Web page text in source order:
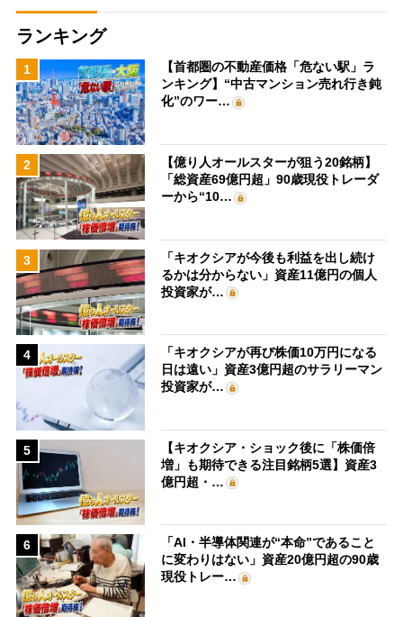
ランキング
1
【首都圏の不動産価格「危ない駅」ラ
ンキング】“中古マンション売れ行き鈍
化”のワー…
2
【億り人オールスターが狙う20銘柄】
「総資産69億円超」90歳現役トレーダ
ーから“10…
3
「キオクシアが今後も利益を出し続け
るかは分からない」資産11億円の個人
投資家が…
4
「キオクシアが再び株価10万円になる
日は遠い」資産3億円超のサラリーマン
投資家が…
5
【キオクシア・ショック後に「株価倍
増」も期待できる注目銘柄5選】資産3
億円超・…
6
「AI・半導体関連が“本命”であること
に変わりはない」資産20億円超の90歳
現役トレー…